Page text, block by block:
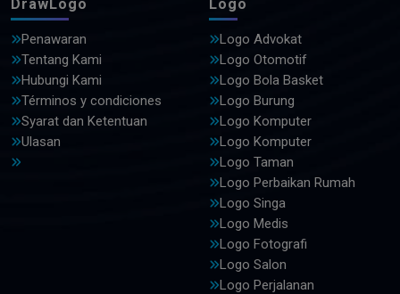
DrawLogo
Penawaran
Tentang Kami
Hubungi Kami
Términos y condiciones
Syarat dan Ketentuan
Ulasan
Logo
Logo Advokat
Logo Otomotif
Logo Bola Basket
Logo Burung
Logo Komputer
Logo Komputer
Logo Taman
Logo Perbaikan Rumah
Logo Singa
Logo Medis
Logo Fotografi
Logo Salon
Logo Perjalanan